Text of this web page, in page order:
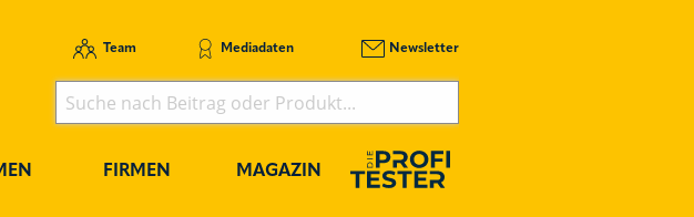
Team Mediadaten Newsletter
FIRMEN MAGAZIN